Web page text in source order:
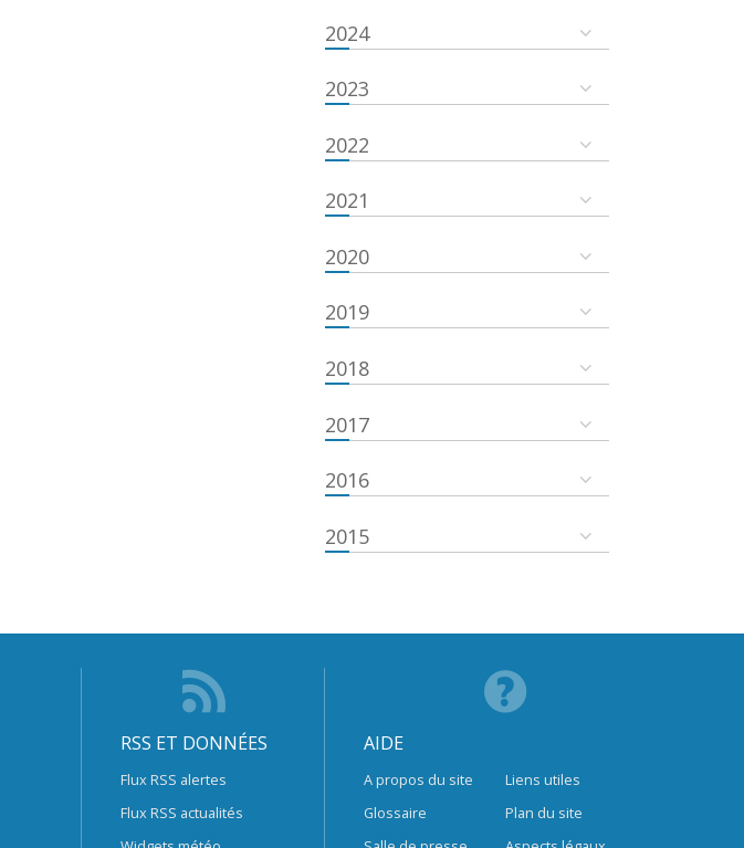
2024
2023
2022
2021
2020
2019
2018
2017
2016
2015
RSS ET DONNÉES
Flux RSS alertes
Flux RSS actualités
AIDE
A propos du site
Glossaire
Liens utiles
Plan du site